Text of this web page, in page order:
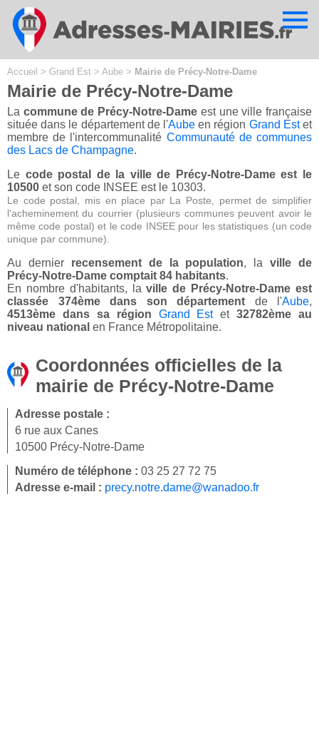
Accueil > Grand Est > Aube > Mairie de Précy-Notre-Dame
Mairie de Précy-Notre-Dame
La commune de Précy-Notre-Dame est une ville française
située dans le département de l'Aube en région Grand Estet
membre de l'intercommunalité Communauté de communes
des Lacs de Champagne.
Le code postal de la ville de Précy-Notre-Dame est le
10500 et son code INSEE est le 10303.
Le code postal, mis en place par La Poste, permet de simplifier
l'acheminement du courrier (plusieurs communes peuvent avoir le
même code postal) et le code INSEE pour les statistiques (un code
unique par commune).
Au dernier recensement de la population, laville de
Précy-Notre-Dame comptait 84 habitants.
En nombre d'habitants, laville de Précy-Notre-Dame est
classée 374ème dans son département de l'Aube,
4513ème dans sa région
Grand Estet32782ème au
niveau national en France Métropolitaine.
Coordonnées officielles de la
mairie de Précy-Notre-Dame
Adresse postale :
6 rue aux Canes
10500 Précy-Notre-Dame
Numéro de téléphone : 03 25 27 72 75
Adresse e-mail : precy.notre.dame@wanadoo.fr
Cookies management panel